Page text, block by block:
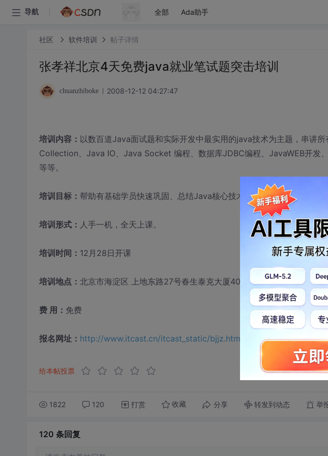
导航 全部 Ada助手
社区 软件培训 帖子详情
张孝祥北京4天免费java就业笔试题突击培训
chuanzhiboke 2008-12-12 04:27:47
培训内容： 以数百道Java面试题和实际开发中最实用的java技术为主题，串讲
Collection、Java IO、Java Socket 编程、数据库JDBC编程、JavaWEB开发
等等。
培训目标： 帮助有基础学员快速巩固、总结Java核心技术。帮助Java初学者快速
培训形式： 人手一机，全天上课。
培训时间： 12月28日开课
培训地点： 北京市海淀区 上地东路27号春生泰克大厦406
费 用： 免费
报名网址： http://www.itcast.cn/itcast_static/bjjz.htm
给本帖投票
1822 120 打赏 收藏 分享 转发到动态 举
120 条回复